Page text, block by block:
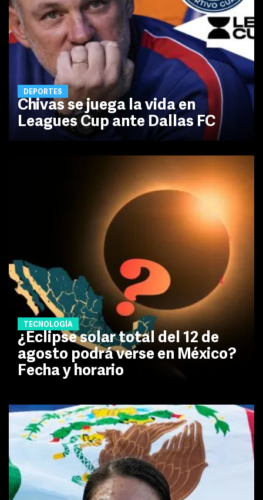
DEPORTES
Chivas se juega la vida en
Leagues Cup ante Dallas FC
TECNOLOGÍA
¿Eclipse solar total del 12 de
agosto podrá verse en México?
Fecha y horario